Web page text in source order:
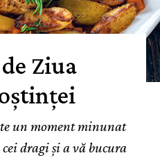
Ziua
un moment minunat
dragi și a vă bucura